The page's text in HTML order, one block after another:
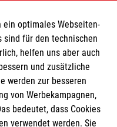
ein optimales Webseiten-
sind für den technischen
helfen uns aber auch
und zusätzliche
werden zur besseren
von Werbekampagnen,
bedeutet, dass Cookies
verwendet werden. Sie